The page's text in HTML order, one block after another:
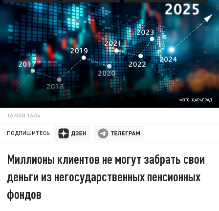
ФОТО: ЦАРЬГРАД
16 МАЯ 16:34
ПОДПИШИТЕСЬ:
Миллионы клиентов не могут забрать свои
деньги из негосударственных пенсионных
фондов